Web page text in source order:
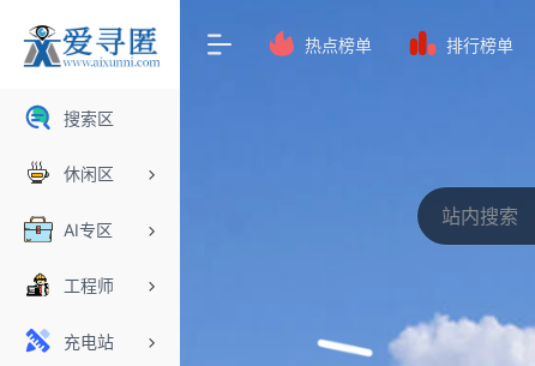
搜索区
休闲区
AI专区
工程师
充电站
热点榜单 排行榜单